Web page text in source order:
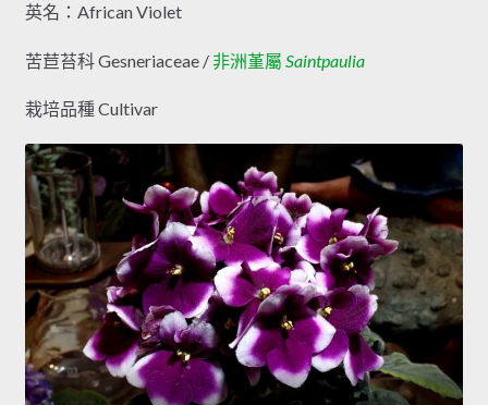
英名：African Violet
苦苣苔科 Gesneriaceae / 非洲堇屬 Saintpaulia
栽培品種 Cultivar